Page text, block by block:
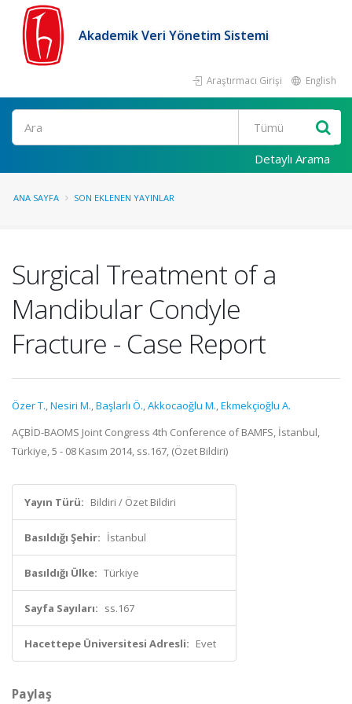
Akademik Veri Yönetim Sistemi
Araştırmacı Girişi English
Ara
Detaylı Arama
ANA SAYFA SON EKLENEN YAYINLAR
Surgical Treatment of a
Mandibular Condyle
Fracture - Case Report
Özer T.,Nesiri M.,Başlarlı Ö.,Akkocaoğlu M.,Ekmekçioğlu A.
AÇBİD-BAOMS Joint Congress 4th Conference of BAMFS, İstanbul,
Türkiye, 5 - 08 Kasım 2014, ss.167, (Özet Bildiri)
Yayın Türü: Bildiri / Özet Bildiri
Basıldığı Şehir: İstanbul
Basıldığı Ülke: Türkiye
Sayfa Sayıları: ss.167
Hacettepe Üniversitesi Adresli: Evet
Paylaş